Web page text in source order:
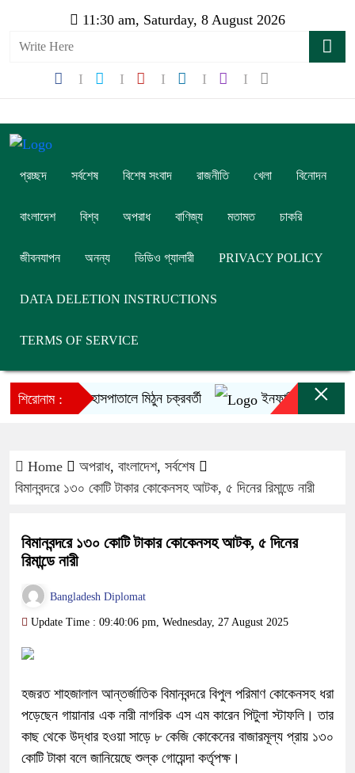
11:30 am, Saturday, 8 August 2026
প্রচ্ছদ সর্বশেষ বিশেষ সংবাদ রাজনীতি খেলা বিনোদন
বাংলাদেশ বিশ্ব অপরাধ বাণিজ্য মতামত চাকরি
জীবনযাপন অনন্য ভিডিও গ্যালারী PRIVACY POLICY
DATA DELETION INSTRUCTIONS
TERMS OF SERVICE
শিরোনাম : হাসপাতালে মিঠুন চক্রবর্তী ইনফান্তিনোর ×
Home অপরাধ, বাংলাদেশ, সর্বশেষ
বিমানবন্দরে ১৩০ কোটি টাকার কোকেনসহ আটক, ৫ দিনের রিমান্ডে নারী
বিমানবন্দরে ১৩০ কোটি টাকার কোকেনসহ আটক, ৫ দিনের
রিমান্ডে নারী
Bangladesh Diplomat
Update Time : 09:40:06 pm, Wednesday, 27 August 2025
হজরত শাহজালাল আন্তর্জাতিক বিমানবন্দরে বিপুল পরিমাণ কোকেনসহ ধরা
পড়েছেন গায়ানার এক নারী নাগরিক এস এম কারেন পিটুলা স্টাফলি। তার
কাছ থেকে উদ্ধার হওয়া সাড়ে ৮ কেজি কোকেনের বাজারমূল্য প্রায় ১৩০
কোটি টাকা বলে জানিয়েছে শুল্ক গোয়েন্দা কর্তৃপক্ষ।